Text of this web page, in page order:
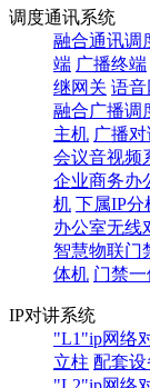
调度通讯系统
融合通讯调
端 广播终端
继网关 语音
融合广播调
主机 广播
会议音视频
企业商务办
机 下属IP分
办公室无线
智慧物联门
体机 门禁
IP对讲系统
"L1"ip网络
立柱 配套设